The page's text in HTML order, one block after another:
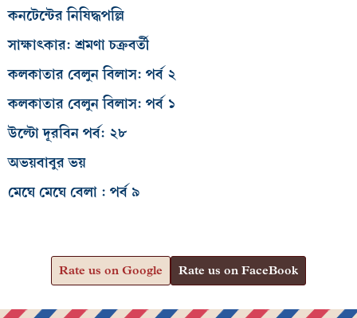
কনটেন্টের নিষিদ্ধপল্লি
সাক্ষাৎকার: শ্রমণা চক্রবর্তী
কলকাতার বেলুন বিলাস: পর্ব ২
কলকাতার বেলুন বিলাস: পর্ব ১
উল্টো দূরবিন পর্ব: ২৮
অভয়বাবুর ভয়
মেঘে মেঘে বেলা : পর্ব ৯
Rate us on Google Rate us on FaceBook